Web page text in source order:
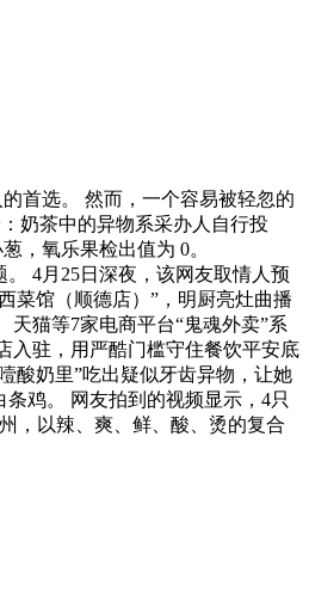
首选。 然而，一个容易被轻忽的
奶茶中的异物系采办人自行投
，氧乐果检出值为 0。
4月25日深夜，该网友取情人预
菜馆（顺德店）”，明厨亮灶曲播
猫等7家电商平台“鬼魂外卖”系
入驻，用严酷门槛守住餐饮平安底
酸奶里”吃出疑似牙齿异物，让她
鸡。 网友拍到的视频显示，4只
，以辣、爽、鲜、酸、烫的复合